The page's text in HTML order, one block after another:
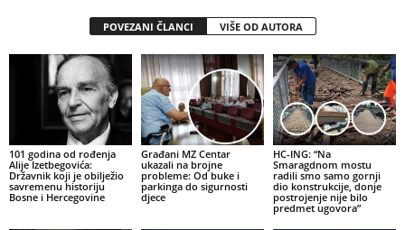
POVEZANI ČLANCI VIŠE OD AUTORA
101 godina od rođenja
Alije Izetbegovića:
Državnik koji je obilježio
savremenu historiju
Bosne i Hercegovine
Građani MZ Centar
ukazali na brojne
probleme: Od buke i
parkinga do sigurnosti
djece
HC-ING: “Na
Smaragdnom mostu
radili smo samo gornji
dio konstrukcije, donje
postrojenje nije bilo
predmet ugovora”